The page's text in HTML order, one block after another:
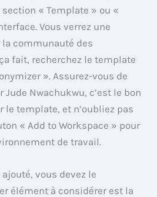
« Template » ou «
Vous verrez une
communauté des
fait, recherchez le template
». Assurez-vous de
Nwachukwu, c’est le bon
le template, et n’oubliez pas
« Add to Workspace » pour
de travail.
vous devez le
élément à considérer est la